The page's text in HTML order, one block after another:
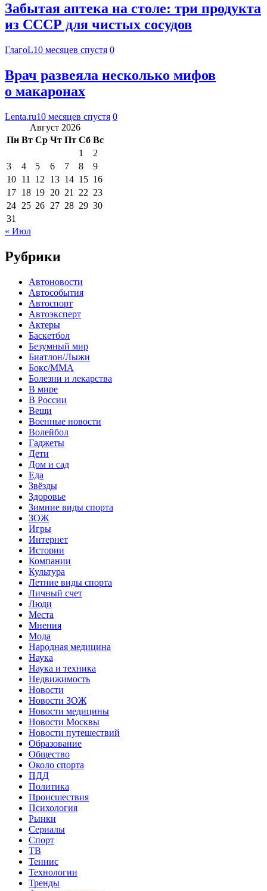
Забытая аптека на столе: три продукта
из СССР для чистых сосудов
ГлагоL10 месяцев спустя 0
Врач развеяла несколько мифов
о макаронах
Lenta.ru10 месяцев спустя 0
Август 2026
Пн Вт Ср Чт Пт Сб Вс
1
2
3
4 5 6 7 8
9
10 11 12 13 14 15 16
17 18 19 20 21 22 23
24 25 26 27 28 29 30
31
« Июл
Рубрики
Автоновости
Автособытия
Автоспорт
Автоэксперт
Актеры
Баскетбол
Безумный мир
Биатлон/Лыжи
Бокс/MMA
Болезни и лекарства
В мире
В России
Вещи
Военные новости
Волейбол
Гаджеты
Дети
Дом и сад
Еда
Звёзды
Здоровье
Зимние виды спорта
ЗОЖ
Игры
Интернет
Истории
Компании
Культура
Летние виды спорта
Личный счет
Люди
Места
Мнения
Мода
Народная медицина
Наука
Наука и техника
Недвижимость
Новости
Новости ЗОЖ
Новости медицины
Новости Москвы
Новости путешествий
Образование
Общество
Около спорта
ПДД
Политика
Происшествия
Психология
Рынки
Сериалы
Спорт
ТВ
Теннис
Технологии
Тренды